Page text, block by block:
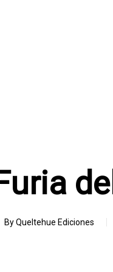
ByQueltehue Ediciones